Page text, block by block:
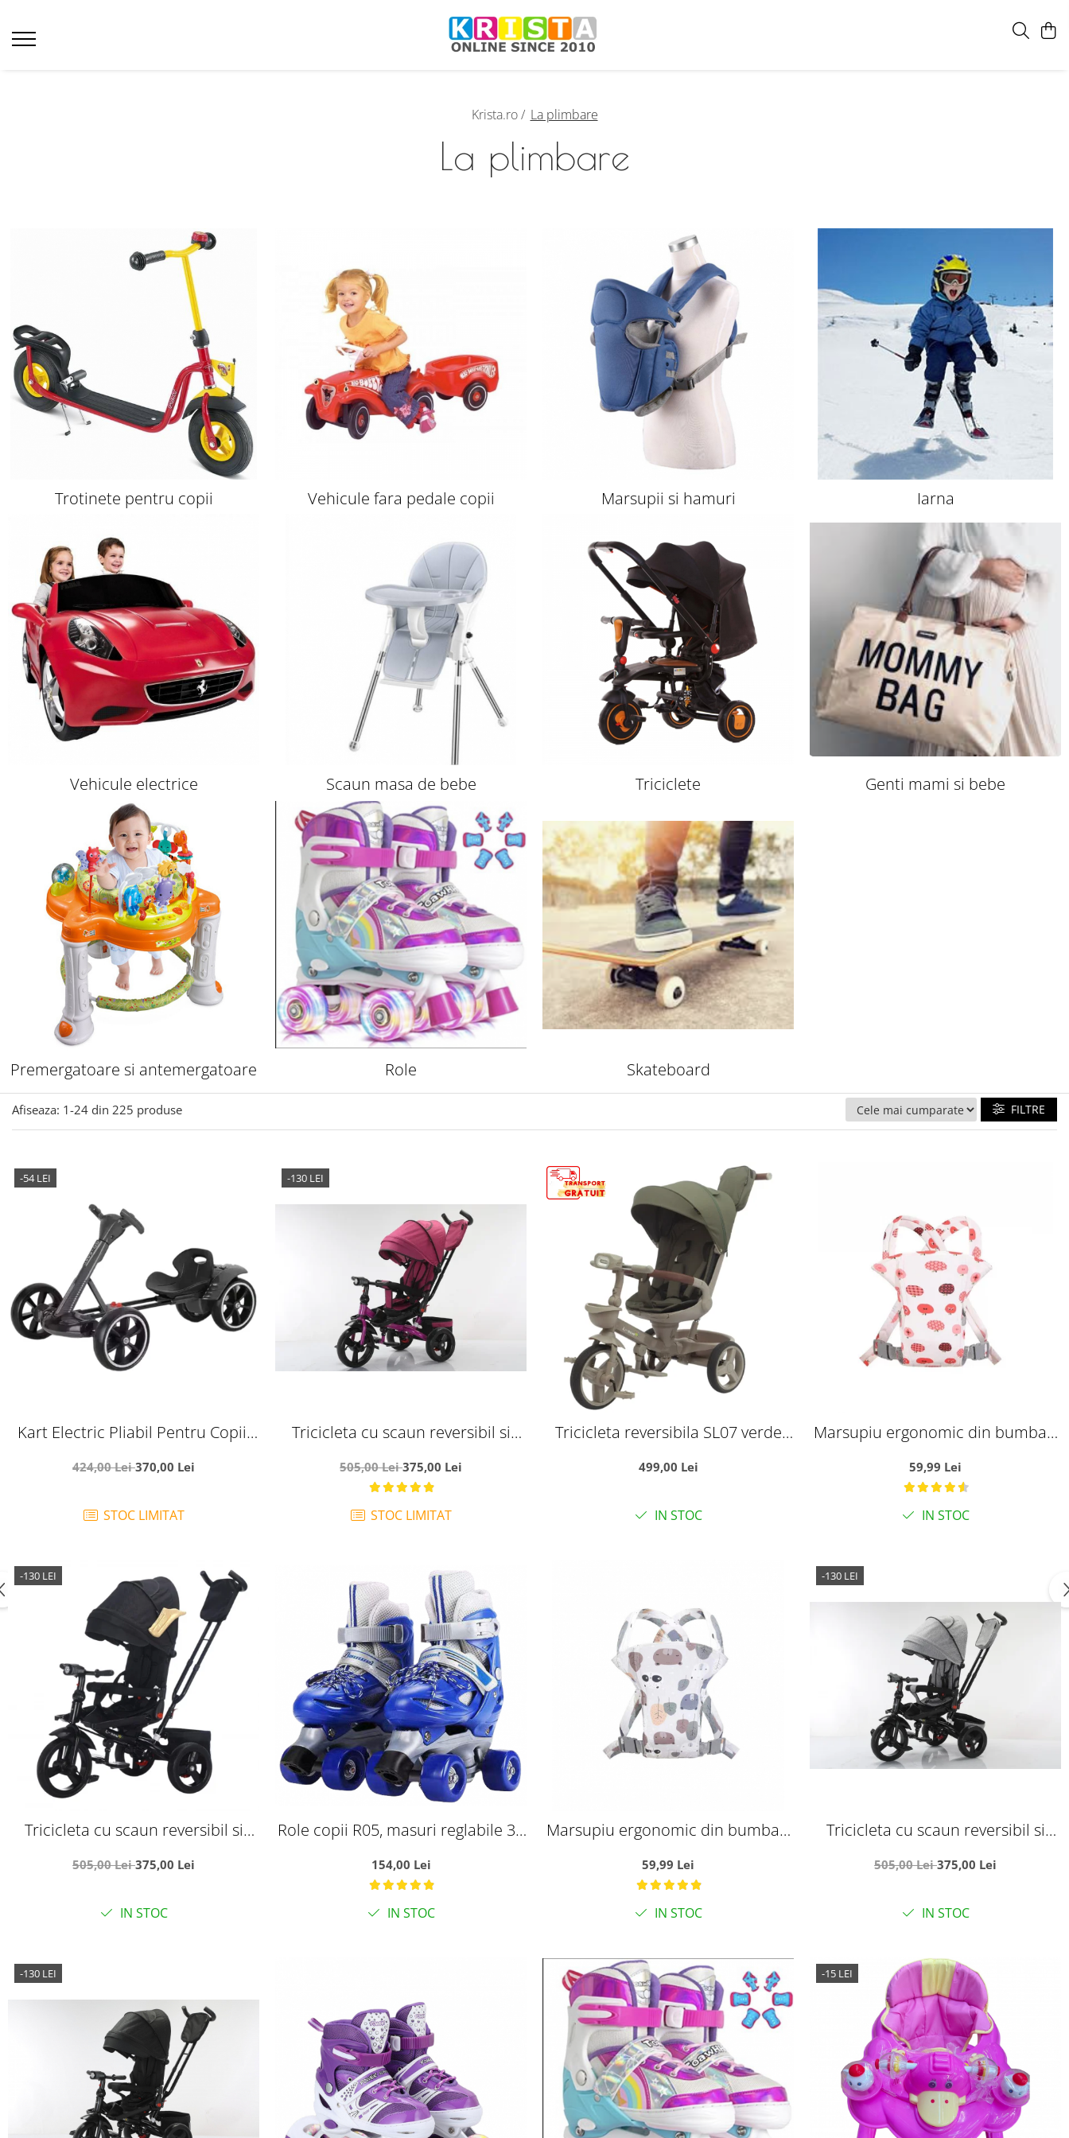
Krista.ro / La plimbare
La plimbare
Trotinete pentru copii Vehicule fara pedale copii Marsupii si hamuri Iarna
Vehicule electrice Scaun masa de bebe Triciclete Genti mami si bebe
Premergatoare si antemergatoare Role Skateboard
Afiseaza: 1-24 din 225 produse FILTRE
-54 LEI
Kart Electric Pliabil Pentru Copii,
424,00 Lei370,00 Lei
STOC LIMITAT
-130 LEI
Tricicleta cu scaun reversibil si
505,00 Lei375,00 Lei
STOC LIMITAT
Tricicleta reversibila SL07 verde
cauciuc, muzica si lumini
499,00 Lei
IN STOC
Marsupiu ergonomic din bumbac,
roz
59,99 Lei
IN STOC
-130 LEI
Tricicleta cu scaun reversibil si
aripi aurii
505,00 Lei375,00 Lei
IN STOC
Role copii R05, masuri reglabile 31
154,00 Lei
IN STOC
Marsupiu ergonomic din bumbac,
gri
59,99 Lei
IN STOC
-130 LEI
Tricicleta cu scaun reversibil si
505,00 Lei375,00 Lei
IN STOC
-130 LEI -15 LEI